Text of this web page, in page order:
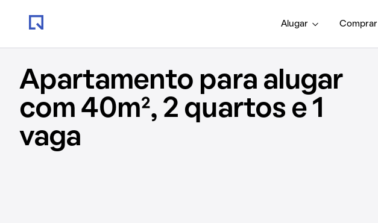
Alugar Comprar
Apartamento para alugar
com 40m², 2 quartos e 1
vaga